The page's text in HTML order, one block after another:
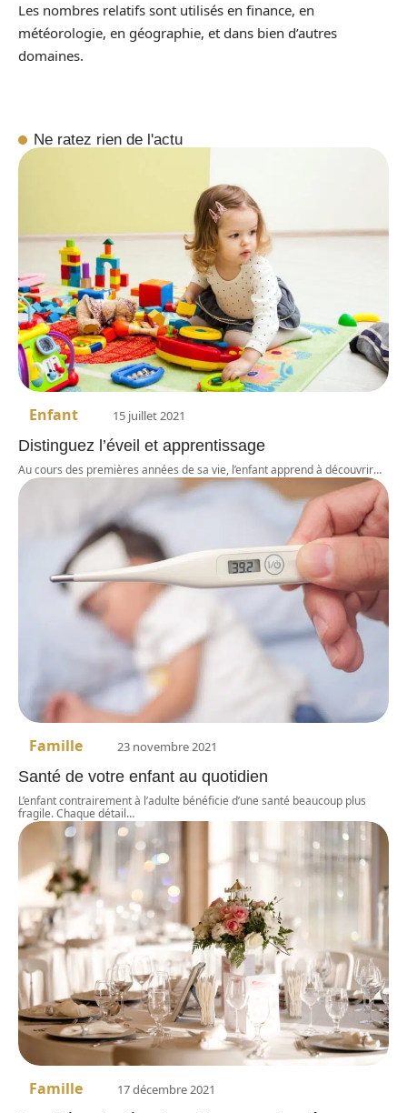
Les nombres relatifs sont utilisés en finance, en
météorologie, en géographie, et dans bien d’autres
domaines.
Ne ratez rien de l'actu
Enfant 15 juillet 2021
Distinguez l’éveil et apprentissage
Au cours des premières années de sa vie, l’enfant apprend à découvrir…
Famille 23 novembre 2021
Santé de votre enfant au quotidien
L’enfant contrairement à l’adulte bénéficie d’une santé beaucoup plus
fragile. Chaque détail…
Famille 17 décembre 2021